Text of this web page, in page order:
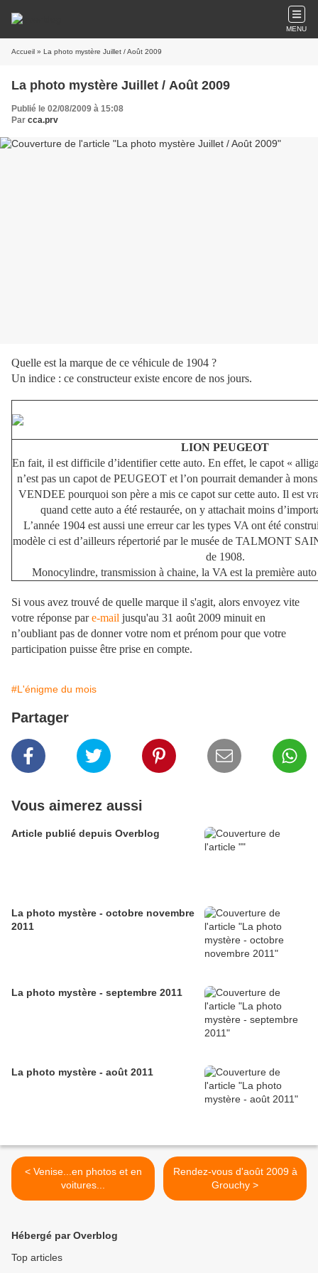
MENU
Accueil » La photo mystère Juillet / Août 2009
La photo mystère Juillet / Août 2009
Publié le 02/08/2009 à 15:08
Par cca.prv
Quelle est la marque de ce véhicule de 1904 ?
Un indice : ce constructeur existe encore de nos jours.
LION PEUGEOT
En fait, il est difficile d’identifier cette auto. En effet, le capot «
n’est pas un capot de PEUGEOT et l’on pourrait demander à
VENDEE pourquoi son père a mis ce capot sur cette auto. Il est
quand cette auto a été restaurée, on y attachait moins
L’année 1904 est aussi une erreur car les types VA ont été
modèle ci est d’ailleurs répertorié par le musée de TALMONT
de 1908.
Monocylindre, transmission à chaine, la VA est la première
Si vous avez trouvé de quelle marque il s'agit, alors envoyez vite
votre réponse par e-mail jusqu'au 31 août 2009 minuit en
n’oubliant pas de donner votre nom et prénom pour que votre
participation puisse être prise en compte.
#L'énigme du mois
Partager
Vous aimerez aussi
Article publié depuis Overblog
La photo mystère - octobre novembre
2011
La photo mystère - septembre 2011
La photo mystère - août 2011
< Venise...en photos et en
voitures...
Rendez-vous d'août 2009 à
Grouchy >
Hébergé par Overblog
Top articles